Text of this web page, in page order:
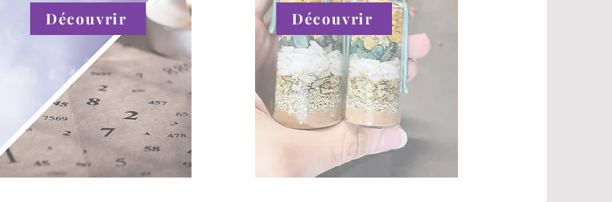
Découvrir Découvrir